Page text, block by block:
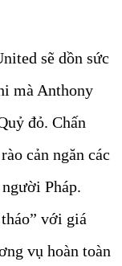
sẽ dồn sức
mà Anthony
đỏ. Chấn
cản ngăn các
Pháp.
với giá
vụ hoàn toàn